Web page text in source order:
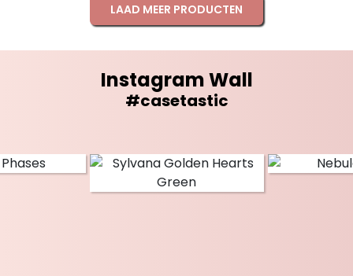
LAAD MEER PRODUCTEN
Instagram Wall
#casetastic